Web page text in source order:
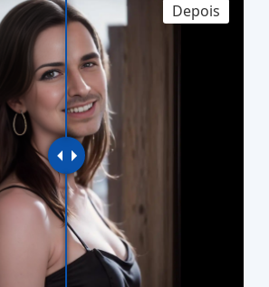
Depois